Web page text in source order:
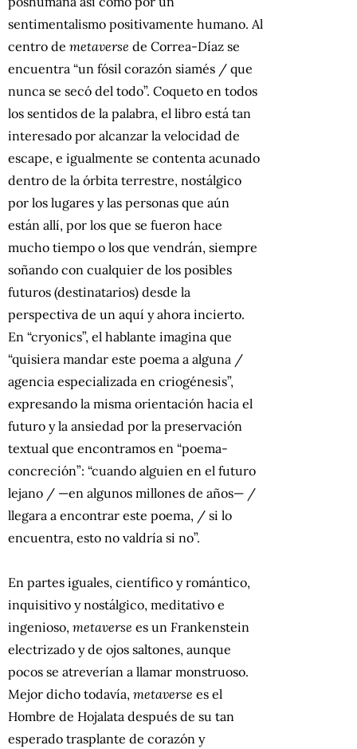
sentimentalismo positivamente humano. Al
centro de metaverse de Correa-Díaz se
encuentra “un fósil corazón siamés / que
nunca se secó del todo”. Coqueto en todos
los sentidos de la palabra, el libro está tan
interesado por alcanzar la velocidad de
escape, e igualmente se contenta acunado
dentro de la órbita terrestre, nostálgico
por los lugares y las personas que aún
están allí, por los que se fueron hace
mucho tiempo o los que vendrán, siempre
soñando con cualquier de los posibles
futuros (destinatarios) desde la
perspectiva de un aquí y ahora incierto.
En “cryonics”, el hablante imagina que
“quisiera mandar este poema a alguna /
agencia especializada en criogénesis”,
expresando la misma orientación hacia el
futuro y la ansiedad por la preservación
textual que encontramos en “poema-
concreción”: “cuando alguien en el futuro
lejano / —en algunos millones de años— /
llegara a encontrar este poema, / si lo
encuentra, esto no valdría si no”.
En partes iguales, científico y romántico,
inquisitivo y nostálgico, meditativo e
ingenioso, metaverse es un Frankenstein
electrizado y de ojos saltones, aunque
pocos se atreverían a llamar monstruoso.
Mejor dicho todavía, metaverse es el
Hombre de Hojalata después de su tan
esperado trasplante de corazón y